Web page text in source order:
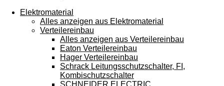
Elektromaterial
Alles anzeigen aus Elektromaterial
Verteilereinbau
Alles anzeigen aus Verteilereinbau
Eaton Verteilereinbau
Hager Verteilereinbau
Schrack Leitungsschutzschalter, FI,
Kombischutzschalter
SCHNEIDER ELECTRIC